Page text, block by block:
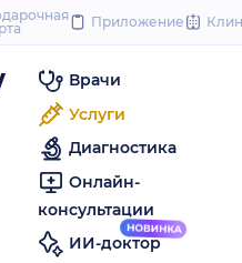
to
Приложение
Врачи
Услуги
Диагностика
Онлайн-
консультации
ИИ-доктор